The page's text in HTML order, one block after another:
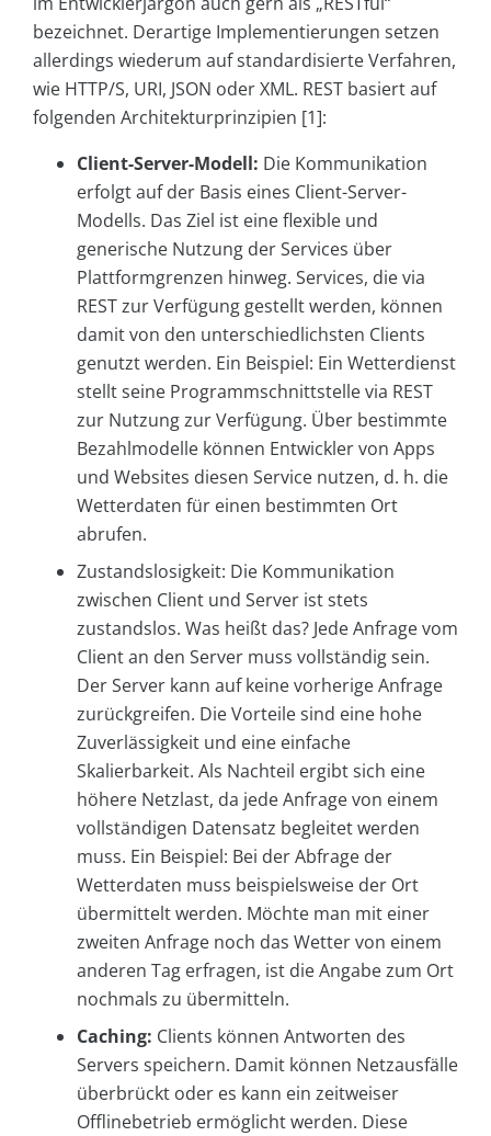
bezeichnet. Derartige Implementierungen setzen
allerdings wiederum auf standardisierte Verfahren,
wie HTTP/S, URI, JSON oder XML. REST basiert auf
folgenden Architekturprinzipien [1]:
Client-Server-Modell: Die Kommunikation
erfolgt auf der Basis eines Client-Server-
Modells. Das Ziel ist eine flexible und
generische Nutzung der Services über
Plattformgrenzen hinweg. Services, die via
REST zur Verfügung gestellt werden, können
damit von den unterschiedlichsten Clients
genutzt werden. Ein Beispiel: Ein Wetterdienst
stellt seine Programmschnittstelle via REST
zur Nutzung zur Verfügung. Über bestimmte
Bezahlmodelle können Entwickler von Apps
und Websites diesen Service nutzen, d. h. die
Wetterdaten für einen bestimmten Ort
abrufen.
Zustandslosigkeit: Die Kommunikation
zwischen Client und Server ist stets
zustandslos. Was heißt das? Jede Anfrage vom
Client an den Server muss vollständig sein.
Der Server kann auf keine vorherige Anfrage
zurückgreifen. Die Vorteile sind eine hohe
Zuverlässigkeit und eine einfache
Skalierbarkeit. Als Nachteil ergibt sich eine
höhere Netzlast, da jede Anfrage von einem
vollständigen Datensatz begleitet werden
muss. Ein Beispiel: Bei der Abfrage der
Wetterdaten muss beispielsweise der Ort
übermittelt werden. Möchte man mit einer
zweiten Anfrage noch das Wetter von einem
anderen Tag erfragen, ist die Angabe zum Ort
nochmals zu übermitteln.
Caching: Clients können Antworten des
Servers speichern. Damit können Netzausfälle
überbrückt oder es kann ein zeitweiser
Offlinebetrieb ermöglicht werden. Diese